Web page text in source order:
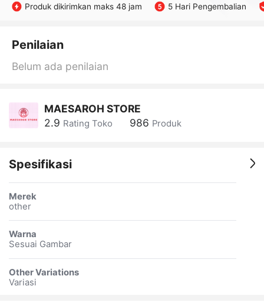
Produk dikirimkan maks 48 jam 5 Hari Pengembalian
Penilaian
Belum ada penilaian
MAESAROH STORE
2.9 Rating Toko 986 Produk
Spesifikasi
Merek
other
Warna
Sesuai Gambar
Other Variations
Variasi